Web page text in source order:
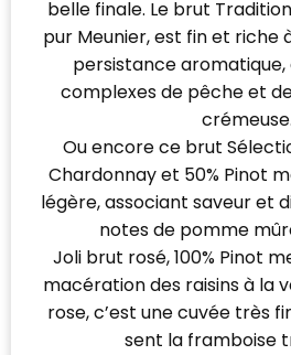
belle finale. Le brut
pur Meunier, est fin et riche
persistance
complexes de pêche et
crémeuse.
Ou encore ce brut
Chardonnay et 50% Pinot
légère, associant saveur et
notes de pomme
Joli brut rosé, 100% Pinot
macération des raisins à la
rose, c’est une cuvée très
sent la framboise